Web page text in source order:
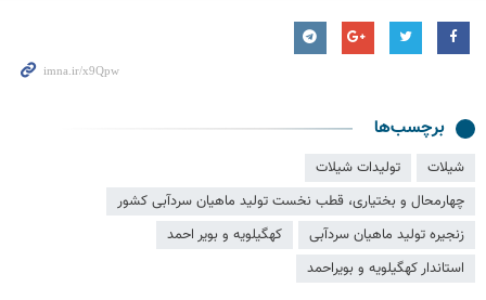
برچسب‌ها
شیلات
تولیدات شیلات
چهارمحال و بختیاری، قطب نخست تولید ماهیان سردآبی کشور
زنجیره تولید ماهیان سردآبی
كهگيلويه و بوير احمد
استاندار کهگیلویه و بویراحمد